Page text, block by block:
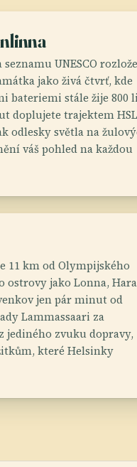
UNESCO
jako živá čtvrť, kde
bateriemi stále žije 800
doplujete trajektem
odlesky světla na
váš pohled na každou
11 km od Olympijského
ostrovy jako Lonna,
jen pár minut od
Lammassaari za
jediného zvuku dopravy,
které Helsinky